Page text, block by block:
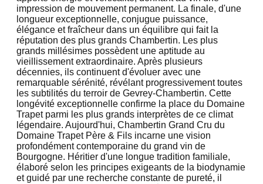
impression de mouvement permanent. La finale, d'une
longueur exceptionnelle, conjugue puissance,
élégance et fraîcheur dans un équilibre qui fait la
réputation des plus grands Chambertin. Les plus
grands millésimes possèdent une aptitude au
vieillissement extraordinaire. Après plusieurs
décennies, ils continuent d'évoluer avec une
remarquable sérénité, révélant progressivement toutes
les subtilités du terroir de Gevrey-Chambertin. Cette
longévité exceptionnelle confirme la place du Domaine
Trapet parmi les plus grands interprètes de ce climat
légendaire. Aujourd'hui, Chambertin Grand Cru du
Domaine Trapet Père & Fils incarne une vision
profondément contemporaine du grand vin de
Bourgogne. Héritier d'une longue tradition familiale,
élaboré selon les principes exigeants de la biodynamie
et guidé par une recherche constante de pureté, il